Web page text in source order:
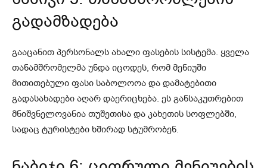
გადამზადება
გააცანით პერსონალს ახალი ფასების სისტემა. ყველა
თანამშრომელმა უნდა იცოდეს, რომ მენიუში
მითითებული ფასი საბოლოოა და დამატებითი
გადასახადები აღარ დაერიცხება. ეს განსაკუთრებით
მნიშვნელოვანია თუშეთისა და კახეთის სოფლებში,
სადაც ტურისტები ხშირად სტუმრობენ.